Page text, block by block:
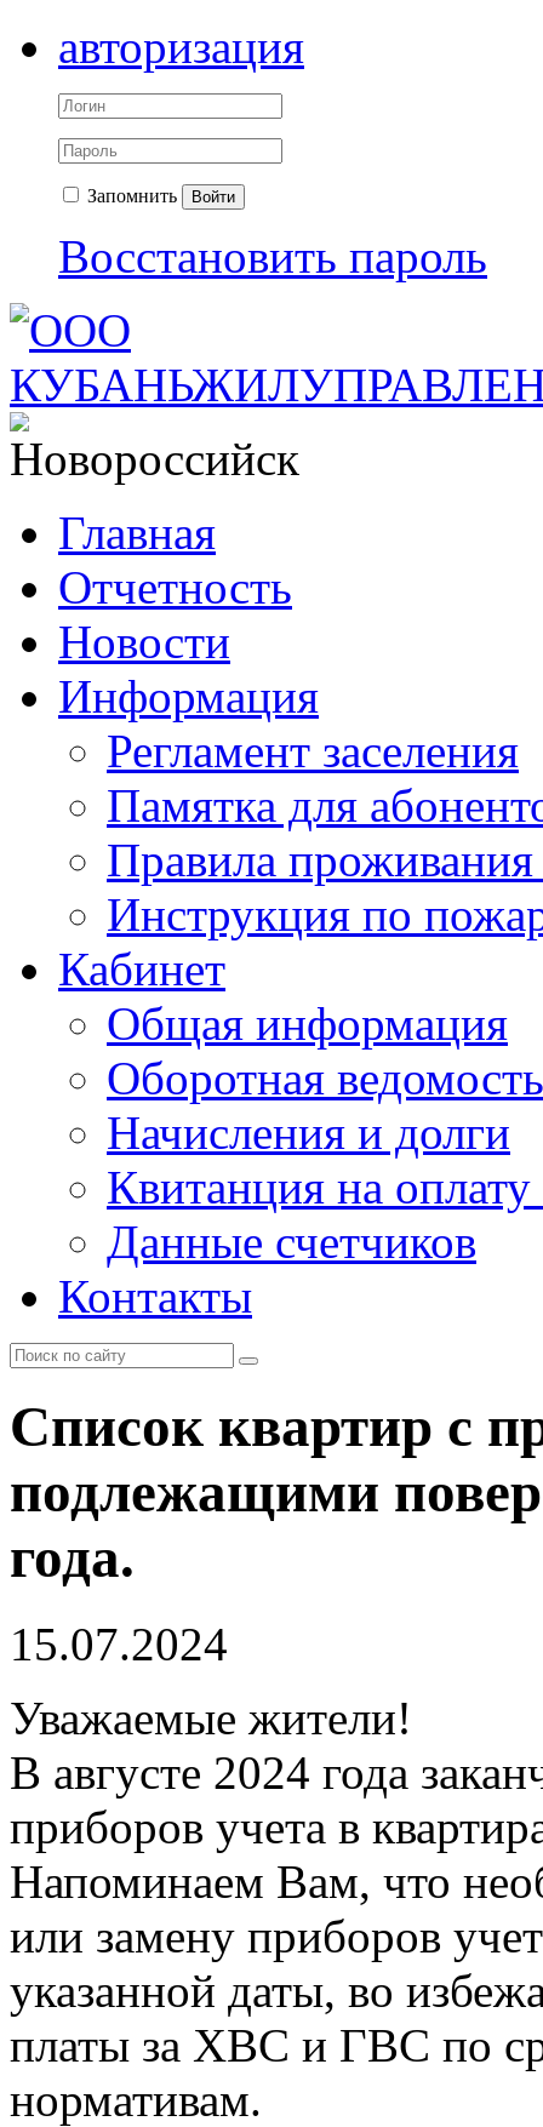
авторизация
Запомнить Войти
Восстановить пароль
Главная
Отчетность
Новости
Информация
Регламент заселения
Памятка для
Правила
Инструкция по
Кабинет
Общая информация
Оборотная ведомость
Начисления и долги
Квитанция на
Данные счетчиков
Контакты
Список квартир с
подлежащими
года.
15.07.2024
Уважаемые жители!
В августе 2024 года
приборов учета в
Напоминаем Вам, что
или замену приборов
указанной даты, во
платы за ХВС и ГВС по
нормативам.